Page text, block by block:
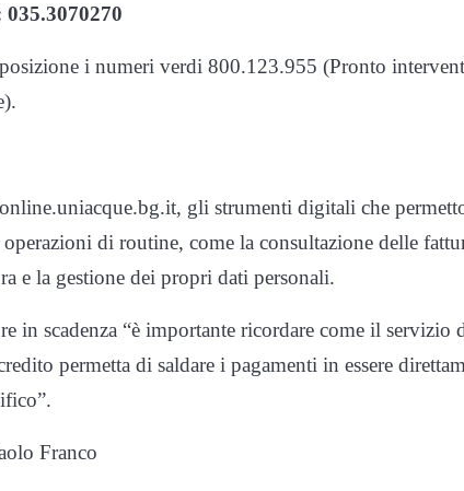
i numeri verdi 800.123.955 (Pronto
gli strumenti digitali che
di routine, come la consultazione delle
e la gestione dei propri dati personali.
in scadenza “è importante ricordare come il servizio
permetta di saldare i pagamenti in essere
Franco